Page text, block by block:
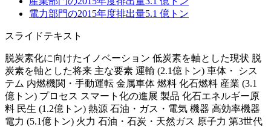
電力部門の2015年度排出量5.1 億トン
スライドテキスト
脱炭素化に向けたイノベーション 低炭素を軸とした現状 脱
炭素を軸とした将来 主な要素 運輸 (2.1億トン) 車体・ シス
テム 内燃機関・手動運転 金属車体 燃料 化石燃料 産業 (3.1
億トン) プロセス スマート化の進展 製品 化石エネルギー原
料 民生 (1.2億トン) 熱源 石油・ガス・電気 機器 高効率機器
電力 (5.1億トン) 火力 石油・石炭・天然ガス 原子力 第3世代